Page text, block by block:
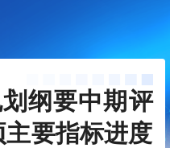
纲要中期评
要指标进度